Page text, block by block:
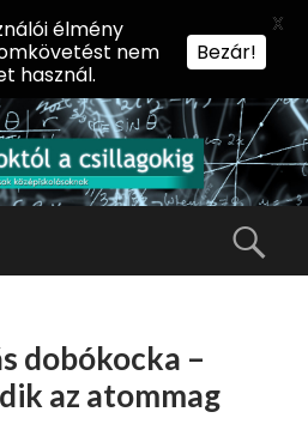
AZ
KT
Ó
Előadássorozat
Természettudományi
Kar Fizikai
dobókocka –
az atommag
élmény
nem
használ.
Bezár!
X